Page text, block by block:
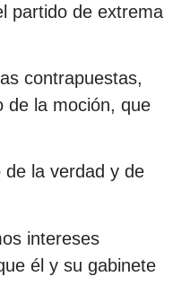
partido de extrema
contrapuestas,
de la moción, que
de la verdad y de
intereses
él y su gabinete